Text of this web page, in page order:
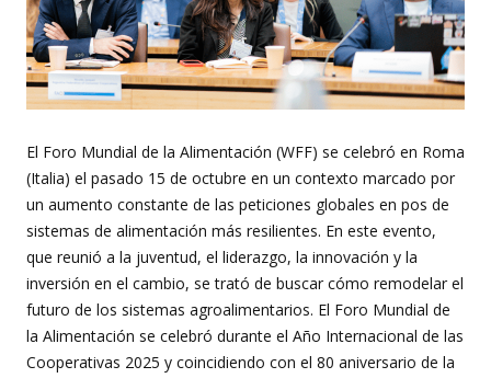
El Foro Mundial de la Alimentación (WFF) se celebró en Roma
(Italia) el pasado 15 de octubre en un contexto marcado por
un aumento constante de las peticiones globales en pos de
sistemas de alimentación más resilientes. En este evento,
que reunió a la juventud, el liderazgo, la innovación y la
inversión en el cambio, se trató de buscar cómo remodelar el
futuro de los sistemas agroalimentarios. El Foro Mundial de
la Alimentación se celebró durante el Año Internacional de las
Cooperativas 2025 y coincidiendo con el 80 aniversario de la